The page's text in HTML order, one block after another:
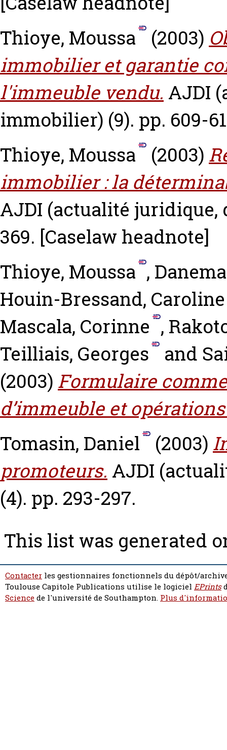
Thioye, Moussa
(2003)
immobilier et garantie
l'immeuble vendu. AJDI
immobilier) (9). pp. 609-
Thioye, Moussa
(2003)
immobilier : la
AJDI (actualité juridique,
369. [Caselaw headnote]
Thioye, Moussa ,
Houin-Bressand, Caroline
Mascala, Corinne ,
Teilliais, Georges
and
(2003) Formulaire
d’immeuble et
Tomasin, Daniel
(2003)
promoteurs. AJDI
(4). pp. 293-297.
This list was generated
Contacter les gestionnaires fonctionnels du dépôt/
Toulouse Capitole Publications utilise le logiciel EPrints
Sciencede l'université de Southampton. Plus